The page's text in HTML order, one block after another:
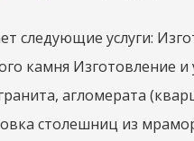
следующие услуги:
камня Изготовление и
агломерата
столешниц из